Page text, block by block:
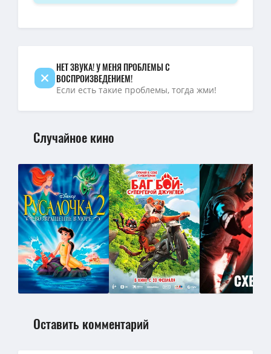
1080p — Невероятный Халк / The Incredible Hulk (Луи Летерье
НЕТ ЗВУКА! У МЕНЯ ПРОБЛЕМЫ С
ВОСПРОИЗВЕДЕНИЕМ!
Если есть такие проблемы, тогда жми!
Случайное кино
Оставить комментарий